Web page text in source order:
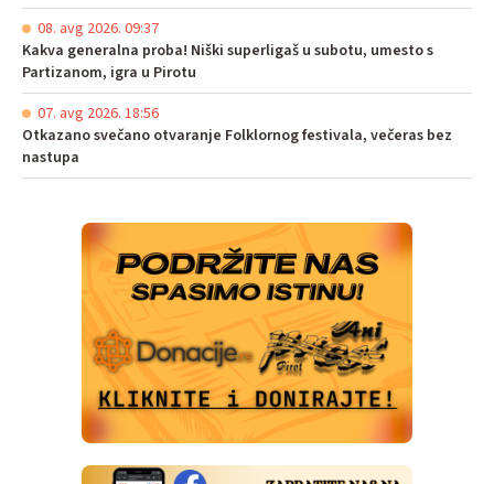
08. avg 2026. 09:37
Kakva generalna proba! Niški superligaš u subotu, umesto s
Partizanom, igra u Pirotu
07. avg 2026. 18:56
Otkazano svečano otvaranje Folklornog festivala, večeras bez
nastupa